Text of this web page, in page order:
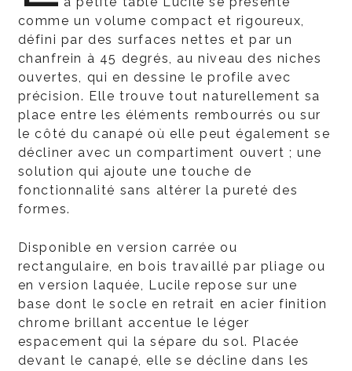
comme un volume compact et rigoureux,
défini par des surfaces nettes et par un
chanfrein à 45 degrés, au niveau des niches
ouvertes, qui en dessine le profile avec
précision. Elle trouve tout naturellement sa
place entre les éléments rembourrés ou sur
le côté du canapé où elle peut également se
décliner avec un compartiment ouvert ; une
solution qui ajoute une touche de
fonctionnalité sans altérer la pureté des
formes.
Disponible en version carrée ou
rectangulaire, en bois travaillé par pliage ou
en version laquée, Lucile repose sur une
base dont le socle en retrait en acier finition
chrome brillant accentue le léger
espacement qui la sépare du sol. Placée
devant le canapé, elle se décline dans les